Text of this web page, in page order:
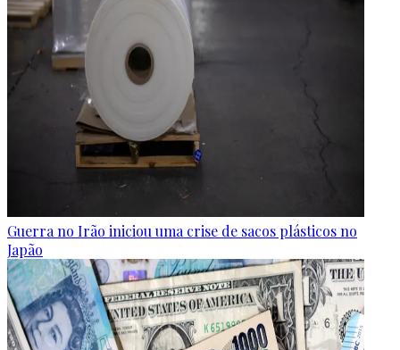
Guerra no Irão iniciou uma crise de sacos plásticos no
Japão